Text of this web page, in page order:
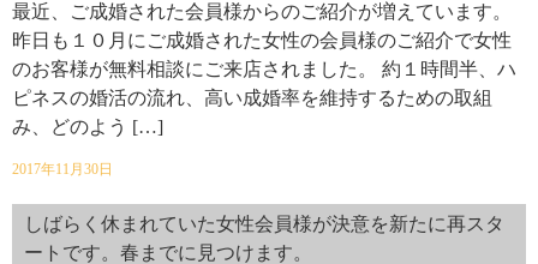
最近、ご成婚された会員様からのご紹介が増えています。
昨日も１０月にご成婚された女性の会員様のご紹介で女性
のお客様が無料相談にご来店されました。 約１時間半、ハ
ピネスの婚活の流れ、高い成婚率を維持するための取組
み、どのよう […]
2017年11月30日
しばらく休まれていた女性会員様が決意を新たに再スタ
ートです。春までに見つけます。